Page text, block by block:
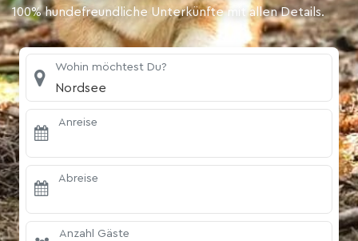
100% hundefreundliche Unterkünfte mit allen Details.
Wohin möchtest Du?
Nordsee
Anreise
Abreise
Anzahl Gäste